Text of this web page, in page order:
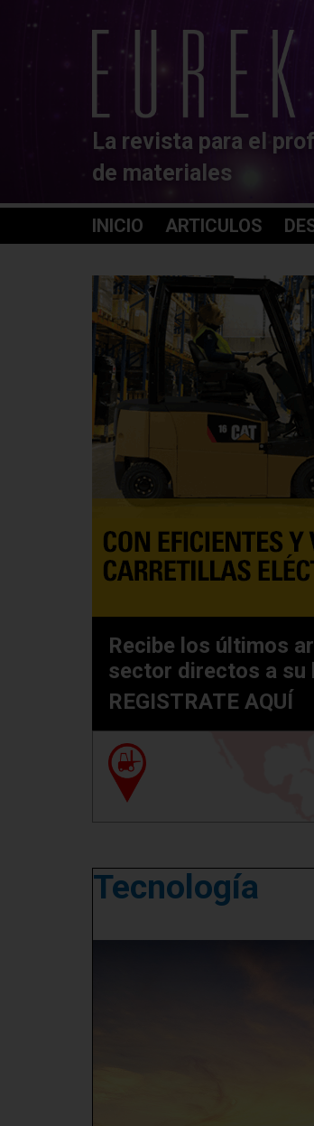
La revista para el
de materiales
INICIO ARTICULOS
Recibe los últimos
sector directos a su
REGISTRATE AQUÍ
Tecnología